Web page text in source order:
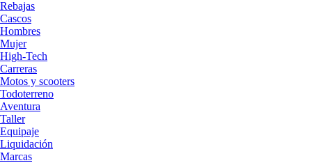
Rebajas
Cascos
Hombres
Mujer
High-Tech
Carreras
Motos y scooters
Todoterreno
Aventura
Taller
Equipaje
Liquidación
Marcas